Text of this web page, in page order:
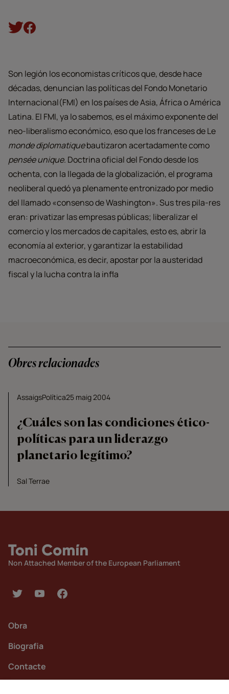
Son legión los economistas críticos que, desde hace
décadas, denuncian las políticas del Fondo Monetario
Internacional(FMI) en los países de Asia, África o América
Latina. El FMI, ya lo sabemos, es el máximo exponente del
neo-liberalismo económico, eso que los franceses de Le
monde diplomatiquebautizaron acertadamente como
pensée unique. Doctrina oficial del Fondo desde los
ochenta, con la llegada de la globalización, el programa
neoliberal quedó ya plenamente entronizado por medio
del llamado «consenso de Washington». Sus tres pila-res
eran: privatizar las empresas públicas; liberalizar el
comercio y los mercados de capitales, esto es, abrir la
economía al exterior, y garantizar la estabilidad
macroeconómica, es decir, apostar por la austeridad
fiscal y la lucha contra la infla
Obres relacionades
AssaigsPolítica25 maig 2004
¿Cuáles son las condiciones ético-
políticas para un liderazgo
planetario legítimo?
Sal Terrae
Non Attached Member of the European Parliament
Obra
Biografia
Contacte